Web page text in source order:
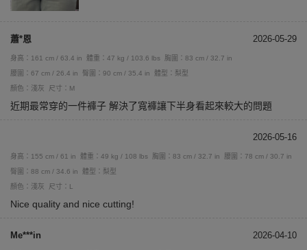
蕭*恩 2026-05-29
身高：161 cm / 63.4 in 體重：47 kg / 103.6 lbs
胸圍：83 cm / 32.7 in
腰圍：67 cm / 26.4 in
臀圍：90 cm / 35.4 in
體型：梨型
顏色：淺灰
尺寸：M
近期最常穿的一件褲子 解決了寬褲讓下半身看起來較大的問題
2026-05-16
身高：155 cm / 61 in 體重：49 kg / 108 lbs 胸圍：83 cm / 32.7 in
腰圍：78 cm / 30.7 in
臀圍：88 cm / 34.6 in
體型：梨型
顏色：淺灰
尺寸：L
Nice quality and nice cutting!
Me***in 2026-04-10